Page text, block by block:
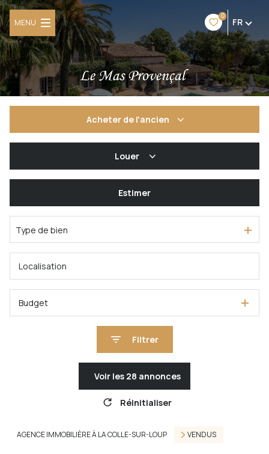
0
FR
MENU
Acheter de l'ancien
De l'immo pro
Louer
Estimer
Type de bien
Budget
Filtrer
Voir les 28 annonces
Réinitialiser
AGENCE IMMOBILIÈRE À LA COLLE-SUR-LOUP VENDUS